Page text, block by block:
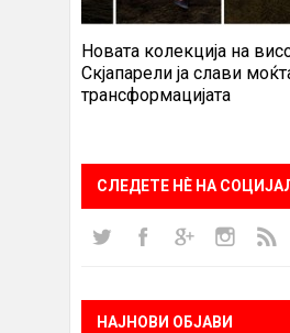
Новата колекција на
Скјапарели ја слави
трансформацијата
СЛЕДЕТЕ НÈ НА
НАЈНОВИ ОБЈАВИ